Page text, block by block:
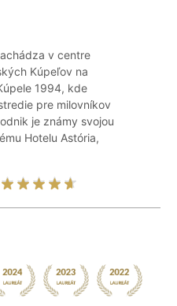
v centre
Kúpeľov na
1994, kde
pre milovníkov
je známy svojou
Hotelu Astória,